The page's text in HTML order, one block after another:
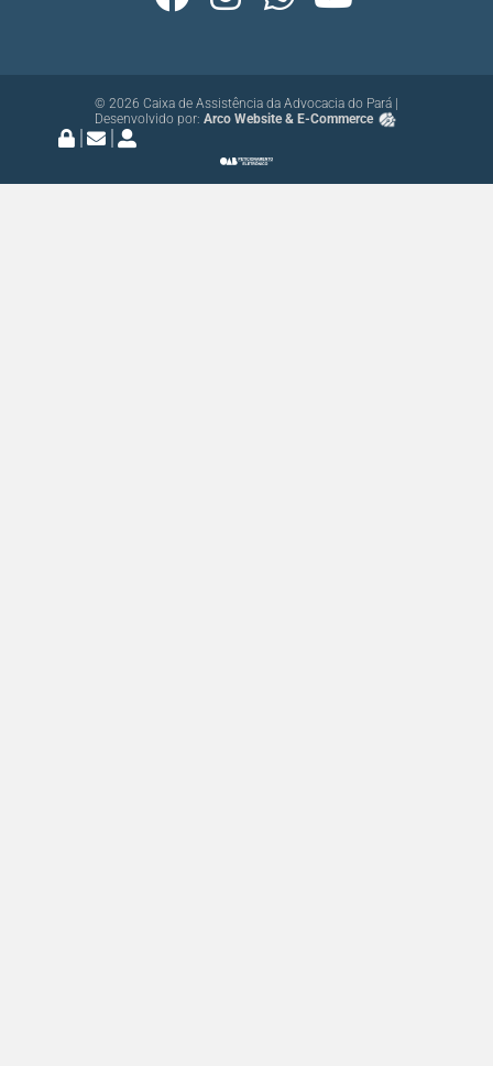
© 2026 Caixa de Assistência da Advocacia do Pará |
Desenvolvido por: Arco Website & E-Commerce